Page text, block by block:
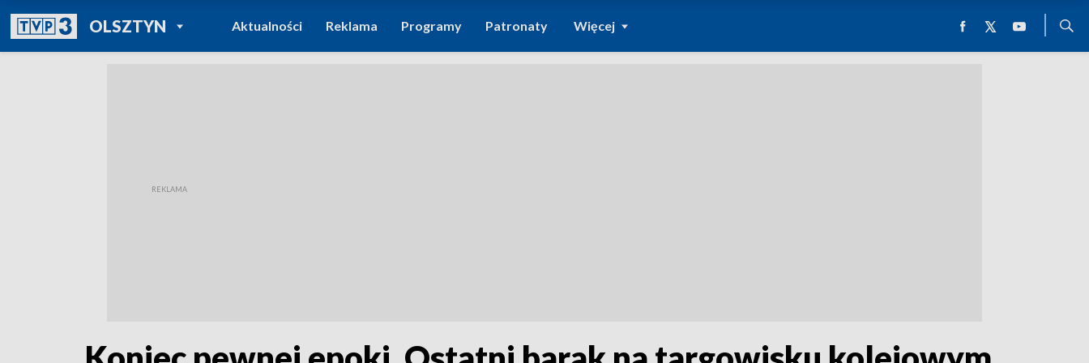
OLSZTYNPOWRÓT DO
TVP REGIONY
Aktualności Reklama Programy Patronaty Więcej